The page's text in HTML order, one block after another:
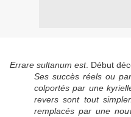
Errare sultanum est. Début
Ses succès réels ou
colportés par une
revers sont tout
remplacés par une